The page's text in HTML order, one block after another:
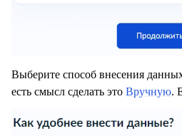
Выберите способ внесения
есть смысл сделать это Вручную.